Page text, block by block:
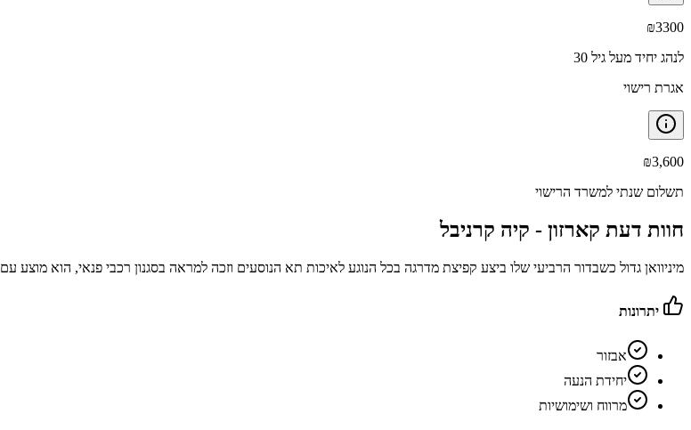
₪3300
לנהג יחיד מעל גיל 30
אגרת רישוי
₪3,600
תשלום שנתי למשרד הרישוי
חוות דעת קארזון - קיה קרניבל
מיניוואן גדול כשבדור הרביעי שלו ביצע קפיצת מדרגה בכל הנוגע לאיכות תא הנוסעים וזכה למראה בסגנון רכבי פנאי, הוא מוצע עם 7 או 8 מושבים ומנועי בנזין או דיזל
יתרונות
אבזור
יחידת הנעה
מרווח ושימושיות